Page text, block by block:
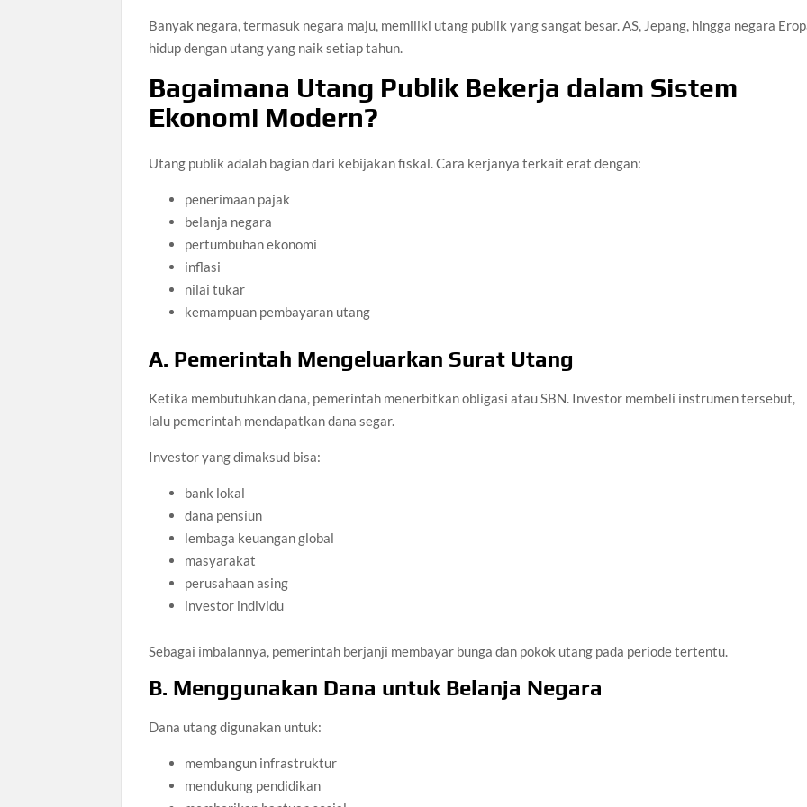
Banyak negara, termasuk negara maju, memiliki utang publik yang sangat besar. AS, Jepang, hingga negara
hidup dengan utang yang naik setiap tahun.
Bagaimana Utang Publik Bekerja dalam Sistem
Ekonomi Modern?
Utang publik adalah bagian dari kebijakan fiskal. Cara kerjanya terkait erat dengan:
penerimaan pajak
belanja negara
pertumbuhan ekonomi
inflasi
nilai tukar
kemampuan pembayaran utang
A. Pemerintah Mengeluarkan Surat Utang
Ketika membutuhkan dana, pemerintah menerbitkan obligasi atau SBN. Investor membeli instrumen tersebut,
lalu pemerintah mendapatkan dana segar.
Investor yang dimaksud bisa:
bank lokal
dana pensiun
lembaga keuangan global
masyarakat
perusahaan asing
investor individu
Sebagai imbalannya, pemerintah berjanji membayar bunga dan pokok utang pada periode tertentu.
B. Menggunakan Dana untuk Belanja Negara
Dana utang digunakan untuk:
membangun infrastruktur
mendukung pendidikan